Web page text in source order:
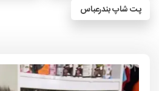
پت شاپ بندرعباس